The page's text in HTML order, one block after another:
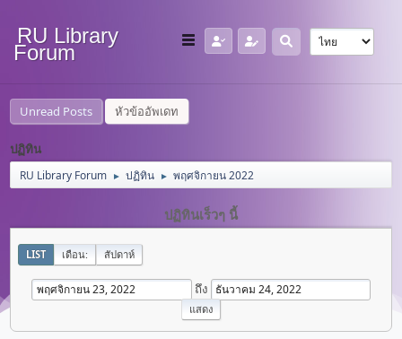
RU Library
Forum
Unread Posts หัวข้ออัพเดท
ปฏิทิน
RU Library Forum ► ปฏิทิน ► พฤศจิกายน 2022
ปฏิทินเร็วๆ นี้
LIST เดือน: สัปดาห์
ถึง